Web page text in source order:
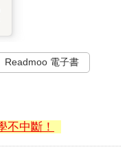
Readmoo 電子書
不中斷！